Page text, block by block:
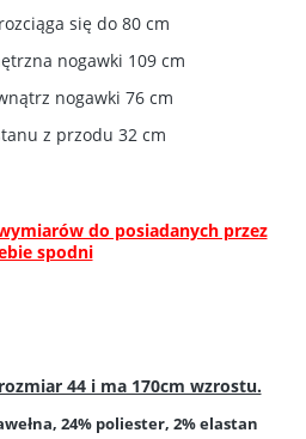
się do 80 cm
nogawki 109 cm
nogawki 76 cm
z przodu 32 cm
do posiadanych przez
spodni
44 i ma 170cm wzrostu.
24% poliester, 2% elastan